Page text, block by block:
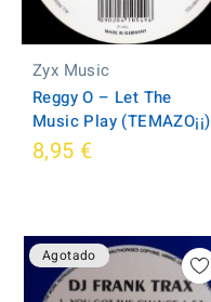
Zyx Music
Reggy O ‎– Let The
Music Play (TEMAZO¡¡)
8,95 €
Agotado